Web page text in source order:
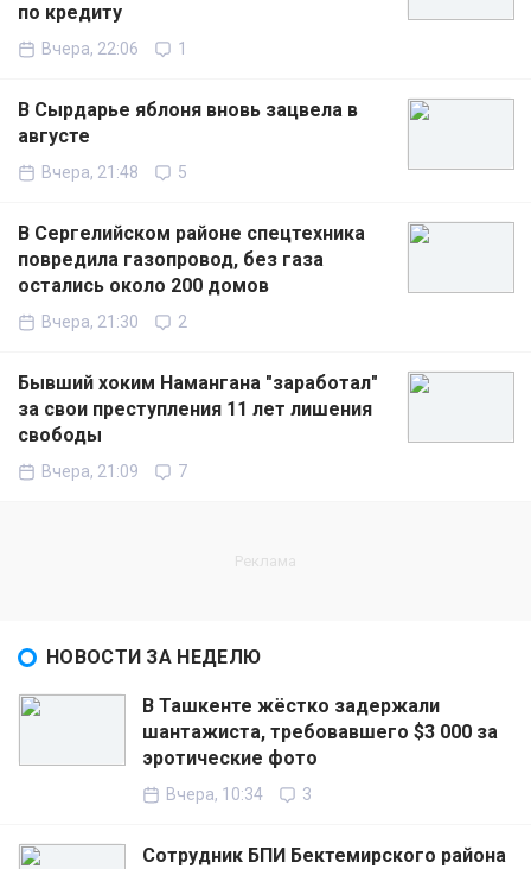
по кредиту
Вчера, 22:06 1
В Сырдарье яблоня вновь зацвела в
августе
Вчера, 21:48 5
В Сергелийском районе спецтехника
повредила газопровод, без газа
остались около 200 домов
Вчера, 21:30 2
Бывший хоким Намангана "заработал"
за свои преступления 11 лет лишения
свободы
Вчера, 21:09 7
НОВОСТИ ЗА НЕДЕЛЮ
В Ташкенте жёстко задержали
шантажиста, требовавшего $3 000 за
эротические фото
Вчера, 10:34 3
Сотрудник БПИ Бектемирского района